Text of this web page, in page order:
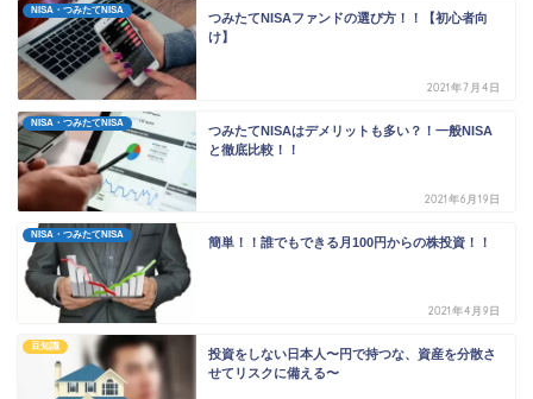
NISA・つみたてNISA
つみたてNISAファンドの選び方！！【初心者向
け】
2021年7月4日
NISA・つみたてNISA
つみたてNISAはデメリットも多い？！一般NISA
と徹底比較！！
2021年6月19日
NISA・つみたてNISA
簡単！！誰でもできる月100円からの株投資！！
2021年4月9日
豆知識
投資をしない日本人〜円で持つな、資産を分散さ
せてリスクに備える〜